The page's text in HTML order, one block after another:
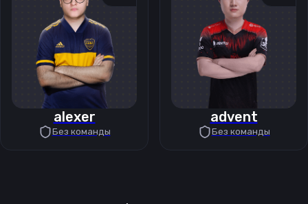
alexer
Без команды
advent
Без команды